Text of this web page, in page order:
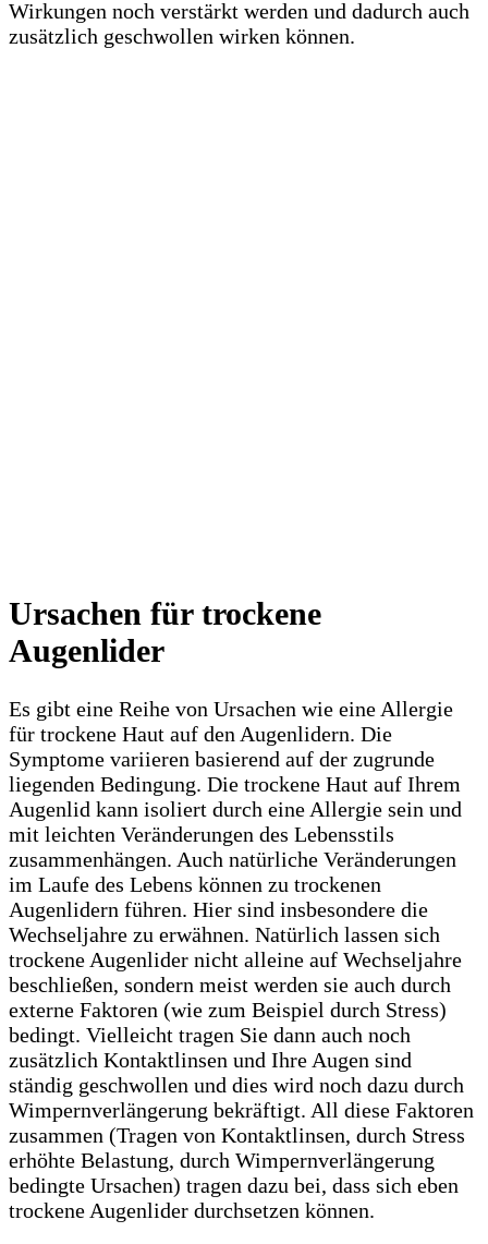
Wirkungen noch verstärkt werden und dadurch auch
zusätzlich geschwollen wirken können.
Ursachen für trockene
Augenlider
Es gibt eine Reihe von Ursachen wie eine Allergie
für trockene Haut auf den Augenlidern. Die
Symptome variieren basierend auf der zugrunde
liegenden Bedingung. Die trockene Haut auf Ihrem
Augenlid kann isoliert durch eine Allergie sein und
mit leichten Veränderungen des Lebensstils
zusammenhängen. Auch natürliche Veränderungen
im Laufe des Lebens können zu trockenen
Augenlidern führen. Hier sind insbesondere die
Wechseljahre zu erwähnen. Natürlich lassen sich
trockene Augenlider nicht alleine auf Wechseljahre
beschließen, sondern meist werden sie auch durch
externe Faktoren (wie zum Beispiel durch Stress)
bedingt. Vielleicht tragen Sie dann auch noch
zusätzlich Kontaktlinsen und Ihre Augen sind
ständig geschwollen und dies wird noch dazu durch
Wimpernverlängerung bekräftigt. All diese Faktoren
zusammen (Tragen von Kontaktlinsen, durch Stress
erhöhte Belastung, durch Wimpernverlängerung
bedingte Ursachen) tragen dazu bei, dass sich eben
trockene Augenlider durchsetzen können.